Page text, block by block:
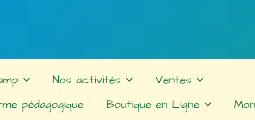
Nos activités
Ventes
pédagogique
Boutique en Ligne